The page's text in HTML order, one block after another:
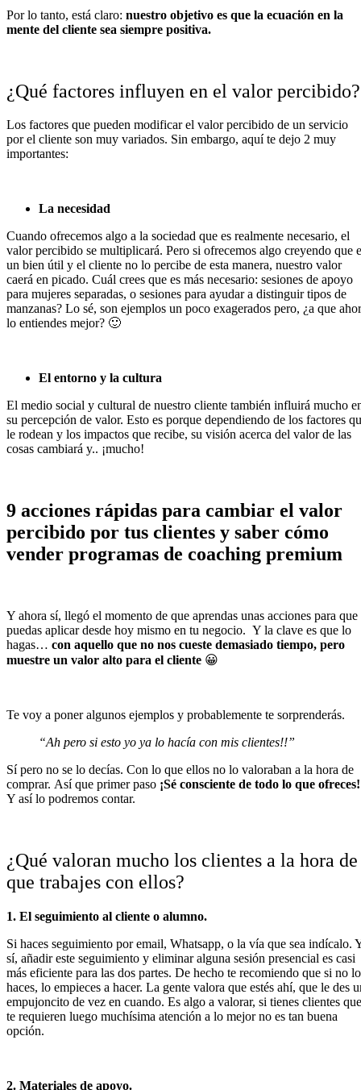
Por lo tanto, está claro: nuestro objetivo es que la ecuación en la
mente del cliente sea siempre positiva.
¿Qué factores influyen en el valor percibido?
Los factores que pueden modificar el valor percibido de un servicio
por el cliente son muy variados. Sin embargo, aquí te dejo 2 muy
importantes:
La necesidad
Cuando ofrecemos algo a la sociedad que es realmente necesario, el
valor percibido se multiplicará. Pero si ofrecemos algo creyendo que
un bien útil y el cliente no lo percibe de esta manera, nuestro valor
caerá en picado. Cuál crees que es más necesario: sesiones de apoyo
para mujeres separadas, o sesiones para ayudar a distinguir tipos de
manzanas? Lo sé, son ejemplos un poco exagerados pero, ¿a que
lo entiendes mejor? 🙂
El entorno y la cultura
El medio social y cultural de nuestro cliente también influirá mucho
su percepción de valor. Esto es porque dependiendo de los factores
le rodean y los impactos que recibe, su visión acerca del valor de las
cosas cambiará y.. ¡mucho!
9 acciones rápidas para cambiar el valor
percibido por tus clientes y saber cómo
vender programas de coaching premium
Y ahora sí, llegó el momento de que aprendas unas acciones para que
puedas aplicar desde hoy mismo en tu negocio. Y la clave es que lo
hagas… con aquello que no nos cueste demasiado tiempo, pero
muestre un valor alto para el cliente 😀
Te voy a poner algunos ejemplos y probablemente te sorprenderás.
“Ah pero si esto yo ya lo hacía con mis clientes!!”
Sí pero no se lo decías. Con lo que ellos no lo valoraban a la hora de
comprar. Así que primer paso ¡Sé consciente de todo lo que ofreces!
Y así lo podremos contar.
¿Qué valoran mucho los clientes a la hora de
que trabajes con ellos?
1. El seguimiento al cliente o alumno.
Si haces seguimiento por email, Whatsapp, o la vía que sea indícalo.
sí, añadir este seguimiento y eliminar alguna sesión presencial es casi
más eficiente para las dos partes. De hecho te recomiendo que si no lo
haces, lo empieces a hacer. La gente valora que estés ahí, que le des
empujoncito de vez en cuando. Es algo a valorar, si tienes clientes que
te requieren luego muchísima atención a lo mejor no es tan buena
opción.
2. Materiales de apoyo.